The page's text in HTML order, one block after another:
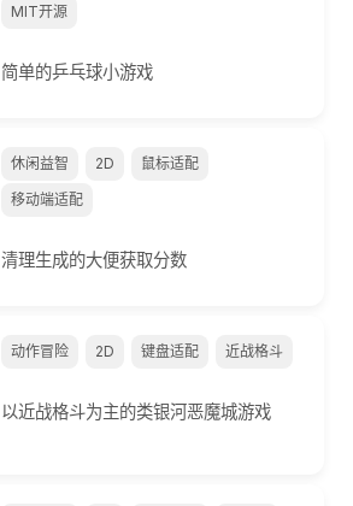
MIT开源
简单的乒乓球小游戏
休闲益智 2D
鼠标适配
移动端适配
清理生成的大便获取分数
动作冒险 2D 键盘适配 近战格斗
以近战格斗为主的类银河恶魔城游戏